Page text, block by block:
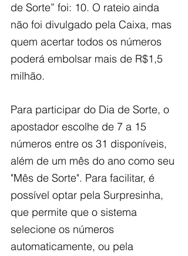
de Sorte” foi: 10. O rateio ainda
não foi divulgado pela Caixa, mas
quem acertar todos os números
poderá embolsar mais de R$1,5
milhão.
Para participar do Dia de Sorte, o
apostador escolhe de 7 a 15
números entre os 31 disponíveis,
além de um mês do ano como seu
"Mês de Sorte". Para facilitar, é
possível optar pela Surpresinha,
que permite que o sistema
selecione os números
automaticamente, ou pela